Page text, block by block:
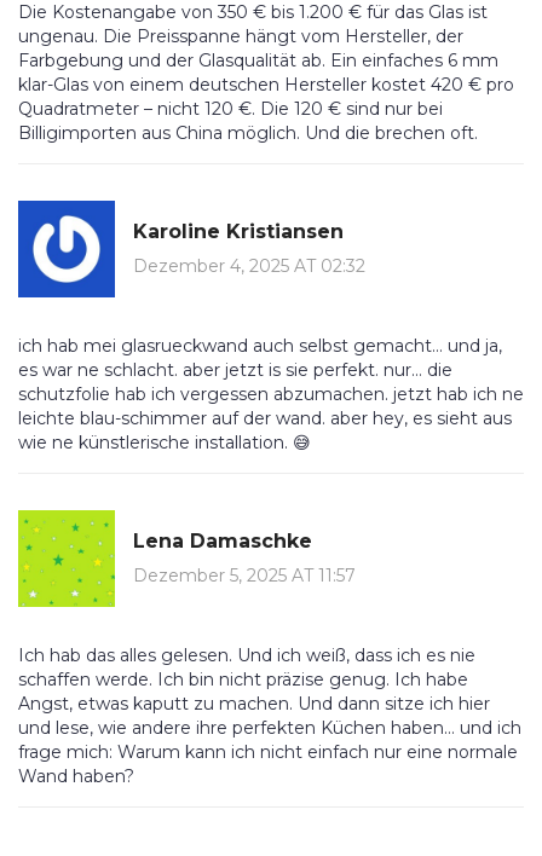
Die Kostenangabe von 350 € bis 1.200 € für das Glas ist
ungenau. Die Preisspanne hängt vom Hersteller, der
Farbgebung und der Glasqualität ab. Ein einfaches 6 mm
klar-Glas von einem deutschen Hersteller kostet 420 € pro
Quadratmeter – nicht 120 €. Die 120 € sind nur bei
Billigimporten aus China möglich. Und die brechen oft.
Karoline Kristiansen
Dezember 4, 2025 AT 02:32
ich hab mei glasrueckwand auch selbst gemacht… und ja,
es war ne schlacht. aber jetzt is sie perfekt. nur… die
schutzfolie hab ich vergessen abzumachen. jetzt hab ich ne
leichte blau-schimmer auf der wand. aber hey, es sieht aus
wie ne künstlerische installation. 😅
Lena Damaschke
Dezember 5, 2025 AT 11:57
Ich hab das alles gelesen. Und ich weiß, dass ich es nie
schaffen werde. Ich bin nicht präzise genug. Ich habe
Angst, etwas kaputt zu machen. Und dann sitze ich hier
und lese, wie andere ihre perfekten Küchen haben… und ich
frage mich: Warum kann ich nicht einfach nur eine normale
Wand haben?